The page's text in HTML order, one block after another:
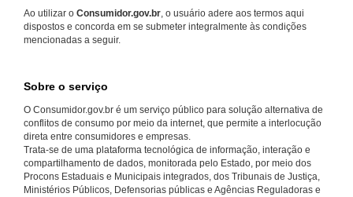
Ao utilizar o Consumidor.gov.br, o usuário adere aos termos aqui
dispostos e concorda em se submeter integralmente às condições
mencionadas a seguir.
Sobre o serviço
O Consumidor.gov.br é um serviço público para solução alternativa de
conflitos de consumo por meio da internet, que permite a interlocução
direta entre consumidores e empresas.
Trata-se de uma plataforma tecnológica de informação, interação e
compartilhamento de dados, monitorada pelo Estado, por meio dos
Procons Estaduais e Municipais integrados, dos Tribunais de Justiça,
Ministérios Públicos, Defensorias públicas e Agências Reguladoras e